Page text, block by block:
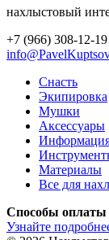
нахлыстовый
+7 (966) 308-12-19
Снасть
Экипировка
Мушки
Аксессуары
Материалы
Все для
Способы оплаты
Узнайте